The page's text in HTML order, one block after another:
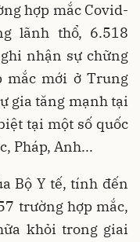
hợp mắc Covid-
lãnh thổ, 6.518
nhận sự chững
mắc mới ở Trung
gia tăng mạnh tại
tại một số quốc
Pháp, Anh...
Bộ Y tế, tính đến
trường hợp mắc,
khỏi trong giai